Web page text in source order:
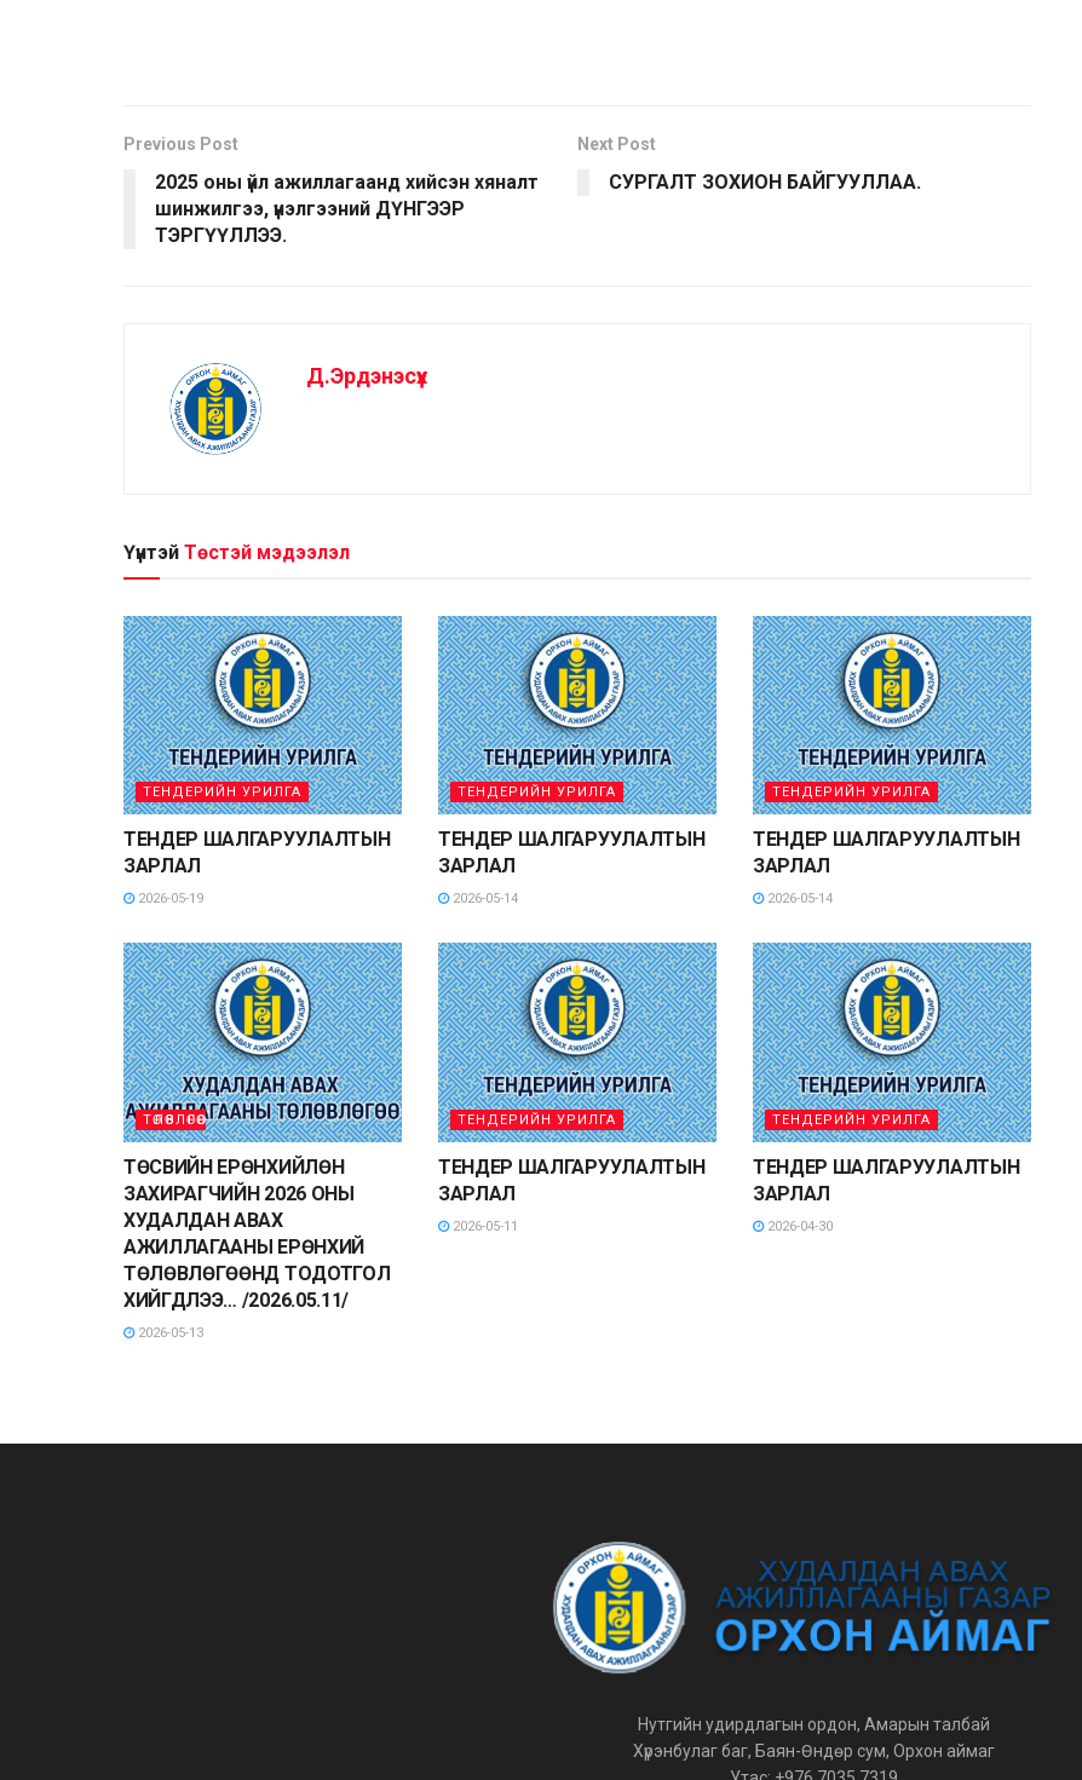
Previous Post
2025 оны үйл ажиллагаанд хийсэн хяналт
шинжилгээ, үнэлгээний ДҮНГЭЭР
ТЭРГҮҮЛЛЭЭ.
Next Post
СУРГАЛТ ЗОХИОН БАЙГУУЛЛАА.
Д.Эрдэнэсүх
Үүнтэй Төстэй мэдээлэл
ТЕНДЕРИЙН УРИЛГА
ТЕНДЕР ШАЛГАРУУЛАЛТЫН
ЗАРЛАЛ
2026-05-19
ТЕНДЕРИЙН УРИЛГА
ТЕНДЕР ШАЛГАРУУЛАЛТЫН
ЗАРЛАЛ
2026-05-14
ТЕНДЕРИЙН УРИЛГА
ТЕНДЕР ШАЛГАРУУЛАЛТЫН
ЗАРЛАЛ
2026-05-14
ТӨЛӨВЛӨГӨӨ
ТӨСВИЙН ЕРӨНХИЙЛӨН
ЗАХИРАГЧИЙН 2026 ОНЫ
ХУДАЛДАН АВАХ
АЖИЛЛАГААНЫ ЕРӨНХИЙ
ТӨЛӨВЛӨГӨӨНД ТОДОТГОЛ
ХИЙГДЛЭЭ… /2026.05.11/
2026-05-13
ТЕНДЕРИЙН УРИЛГА
ТЕНДЕР ШАЛГАРУУЛАЛТЫН
ЗАРЛАЛ
2026-05-11
ТЕНДЕРИЙН УРИЛГА
ТЕНДЕР ШАЛГАРУУЛАЛТЫН
ЗАРЛАЛ
2026-04-30
Нутгийн удирдлагын ордон, Амарын талбай
Хүрэнбулаг баг, Баян-Өндөр сум, Орхон аймаг